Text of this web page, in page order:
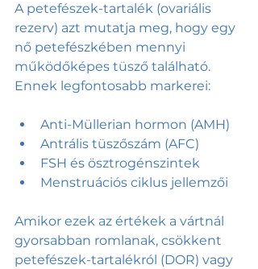
A petefészek-tartalék (ovariális
rezerv) azt mutatja meg, hogy egy
nő petefészkében mennyi
működőképes tüsző található.
Ennek legfontosabb markerei:
Anti-Müllerian hormon (AMH)
Antrális tüszőszám (AFC)
FSH és ösztrogénszintek
Menstruációs ciklus jellemzői
Amikor ezek az értékek a vártnál
gyorsabban romlanak, csökkent
petefészek-tartalékról (DOR) vagy